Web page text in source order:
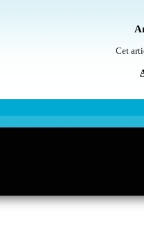
Cet